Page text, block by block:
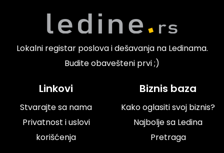
Lokalni registar poslova i dešavanja na Ledinama.
Budite obavešteni prvi ;)
Linkovi
Stvarajte sa nama
Privatnost i uslovi
korišćenja
Biznis baza
Kako oglasiti svoj biznis?
Najbolje sa Ledina
Pretraga